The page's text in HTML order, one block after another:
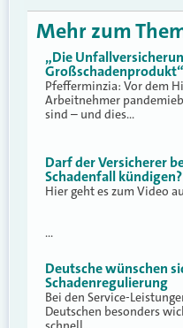
Mehr zum
„Die
Großschadenprodukt“
Pfefferminzia: Vor dem
Arbeitnehmer
sind – und dies…
Darf der Versicherer
Schadenfall kündigen?
Hier geht es zum Video
…
Deutsche wünschen
Schadenregulierung
Bei den Service-
Deutschen besonders